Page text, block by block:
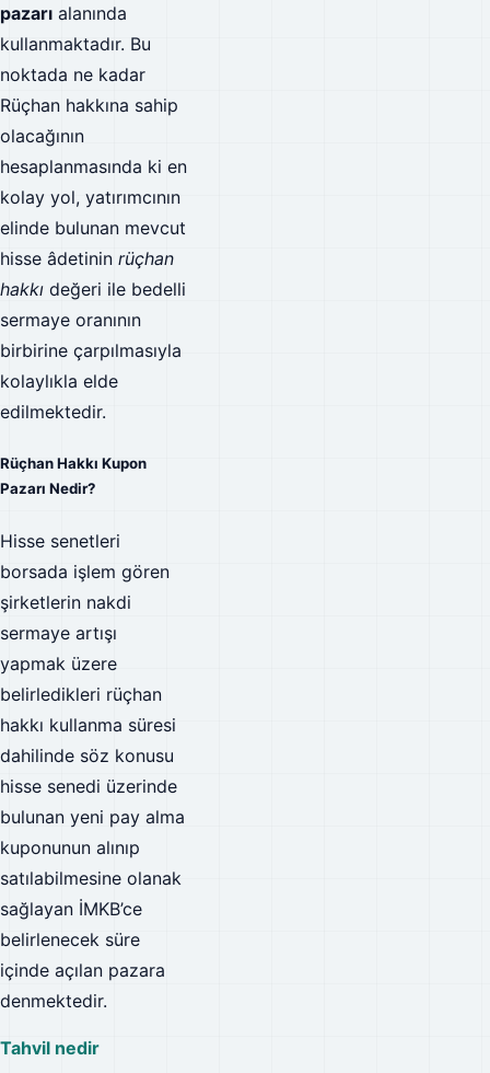
pazarı alanında
kullanmaktadır. Bu
noktada ne kadar
Rüçhan hakkına sahip
olacağının
hesaplanmasında ki en
kolay yol, yatırımcının
elinde bulunan mevcut
hisse âdetinin rüçhan
hakkı değeri ile bedelli
sermaye oranının
birbirine çarpılmasıyla
kolaylıkla elde
edilmektedir.
Rüçhan Hakkı Kupon
Pazarı Nedir?
Hisse senetleri
borsada işlem gören
şirketlerin nakdi
sermaye artışı
yapmak üzere
belirledikleri rüçhan
hakkı kullanma süresi
dahilinde söz konusu
hisse senedi üzerinde
bulunan yeni pay alma
kuponunun alınıp
satılabilmesine olanak
sağlayan İMKB’ce
belirlenecek süre
içinde açılan pazara
denmektedir.
Tahvil nedir